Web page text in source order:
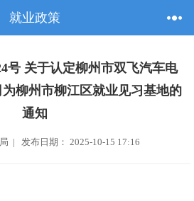
就业政策
号 关于认定柳州市双飞汽车电
柳州市柳江区就业见习基地的
通知
| 发布日期： 2025-10-15 17:16